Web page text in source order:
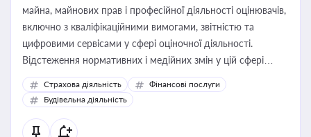
майна, майнових прав і професійної діяльності оцінювачів,
включно з кваліфікаційними вимогами, звітністю та
цифровими сервісами у сфері оціночної діяльності.
Відстеження нормативних і медійних змін у цій сфері
корисне для власника бізнесу, керівника, юриста або
бухгалтера під час оподаткування, приватизації, оренди
державного майна, корпоративних угод і перевірки
статусу суб'єктів оціночної діяльності
Страхова діяльність
Фінансові послуги
Будівельна діяльність